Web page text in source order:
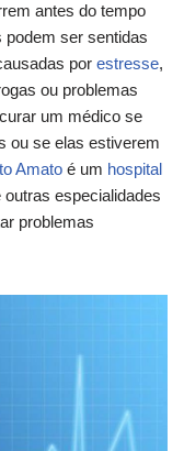
antes do tempo
ser sentidas
por estresse,
ou problemas
um médico se
ou se elas estiverem
Amato é um hospital
especialidades
problemas